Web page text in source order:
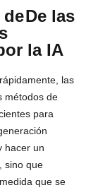
De las
la IA
las
métodos de
para
hacer un
sino que
que se